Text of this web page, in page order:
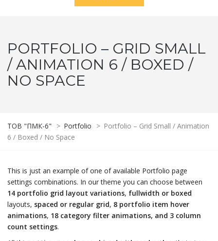
PORTFOLIO – GRID SMALL
/ ANIMATION 6 / BOXED /
NO SPACE
ТОВ "ПМК-6" > Portfolio > Portfolio – Grid Small / Animation
6 / Boxed / No Space
This is just an example of one of available Portfolio page
settings combinations. In our theme you can choose between
14 portfolio grid layout variations, fullwidth or boxed
layouts, spaced or regular grid, 8 portfolio item hover
animations, 18 category filter animations, and 3 column
count settings.